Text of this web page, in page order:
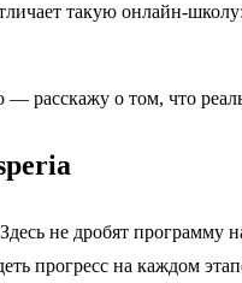
такую онлайн-
— расскажу о том, что
не дробят
прогресс на каждом